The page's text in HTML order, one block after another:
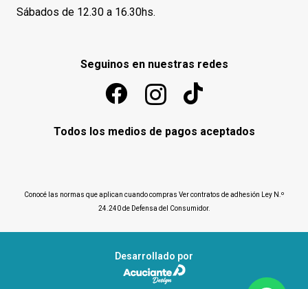
Sábados de 12.30 a 16.30hs.
Seguinos en nuestras redes
Todos los medios de pagos aceptados
Conocé las normas que aplican cuando compras Ver contratos de adhesión Ley N.º
24.240 de Defensa del Consumidor.
Desarrollado por